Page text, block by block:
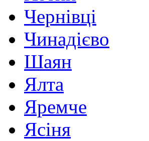
Чернівці
Чинадієво
Шаян
Ялта
Яремче
Ясіня